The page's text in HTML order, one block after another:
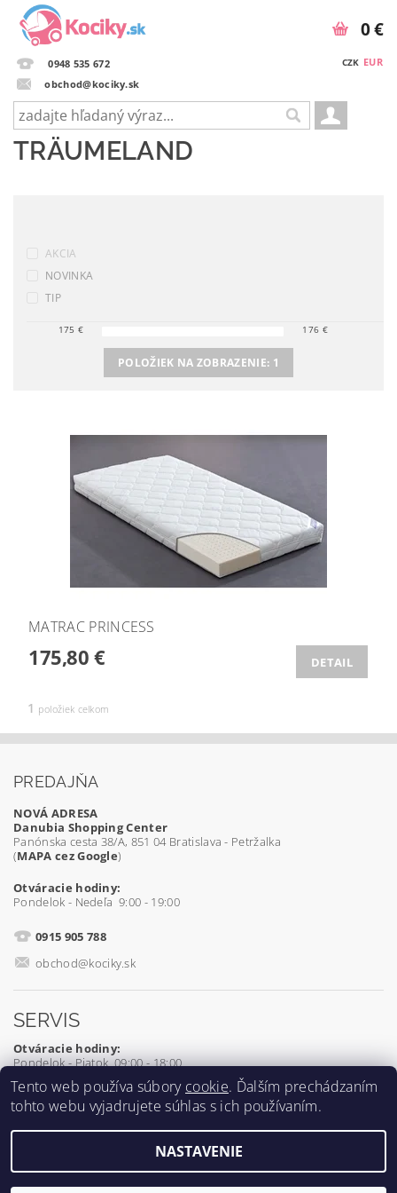
0948 535 672
obchod@kociky.sk
CZK EUR
0 €
TRÄUMELAND
AKCIA
NOVINKA
TIP
175 € 176 €
POLOŽIEK NA ZOBRAZENIE: 1
MATRAC PRINCESS
175,80 € DETAIL
1 položiek celkom
PREDAJŇA
NOVÁ ADRESA
Danubia Shopping Center
Panónska cesta 38/A, 851 04 Bratislava - Petržalka
(MAPA cez Google)
Otváracie hodiny:
Pondelok - Nedeľa 9:00 - 19:00
0915 905 788
obchod@kociky.sk
SERVIS
Otváracie hodiny:
Pondelok - Piatok 09:00 - 18:00
0905 539 927
2026 ©Kociky.sk, všetky práva vyhradené
Tento web používa súbory cookie. Ďalším prechádzaním
tohto webu vyjadrujete súhlas s ich používaním.
NASTAVENIE